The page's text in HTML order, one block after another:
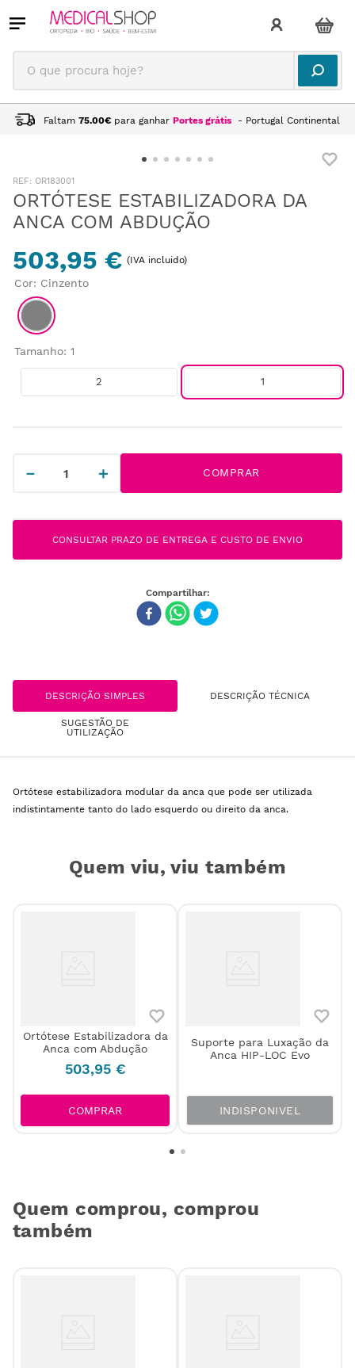
O que procura hoje?
Faltam 75.00€ para ganhar Portes grátis - Portugal Continental
: OR183001
ORTÓTESE ESTABILIZADORA DA
ANCA COM ABDUÇÃO
503,95 € (IVA incluido)
Cor: Cinzento
Tamanho: 1
2 1
＋
－ COMPRAR
CONSULTAR PRAZO DE ENTREGA E CUSTO DE ENVIO
DESCRIÇÃO SIMPLES DESCRIÇÃO TÉCNICA
SUGESTÃO DE
UTILIZAÇÃO
Ortótese estabilizadora modular da anca que pode ser utilizada
indistintamente tanto do lado esquerdo ou direito da anca.
Quem viu, viu também
Ortótese Estabilizadora da
Anca com Abdução
503,95 €
COMPRAR
Suporte para Luxação da
Anca HIP-LOC Evo
INDISPONIVEL
Quem comprou, comprou
também